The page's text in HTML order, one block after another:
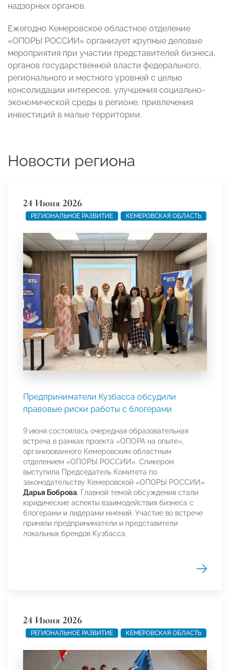
надзорных органов.
Ежегодно Кемеровское областное отделение
«ОПОРЫ РОССИИ» организует крупные деловые
мероприятия при участии представителей бизнеса,
органов государственной власти федерального,
регионального и местного уровней с целью
консолидации интересов, улучшения социально-
экономической среды в регионе, привлечения
инвестиций в малые территории.
Новости региона
24 Июня 2026
РЕГИОНАЛЬНОЕ РАЗВИТИЕ КЕМЕРОВСКАЯ ОБЛАСТЬ
Предприниматели Кузбасса обсудили
правовые риски работы с блогерами
9 июня состоялась очередная образовательная
встреча в рамках проекта «ОПОРА на опыте»,
организованного Кемеровским областным
отделением «ОПОРЫ РОССИИ». Спикером
выступила Председатель Комитета по
законодательству Кемеровской «ОПОРЫ РОССИИ»
Дарья Боброва. Главной темой обсуждения стали
юридические аспекты взаимодействия бизнеса с
блогерами и лидерами мнений. Участие во встрече
приняли предприниматели и представители
локальных брендов Кузбасса.
24 Июня 2026
РЕГИОНАЛЬНОЕ РАЗВИТИЕ КЕМЕРОВСКАЯ ОБЛАСТЬ